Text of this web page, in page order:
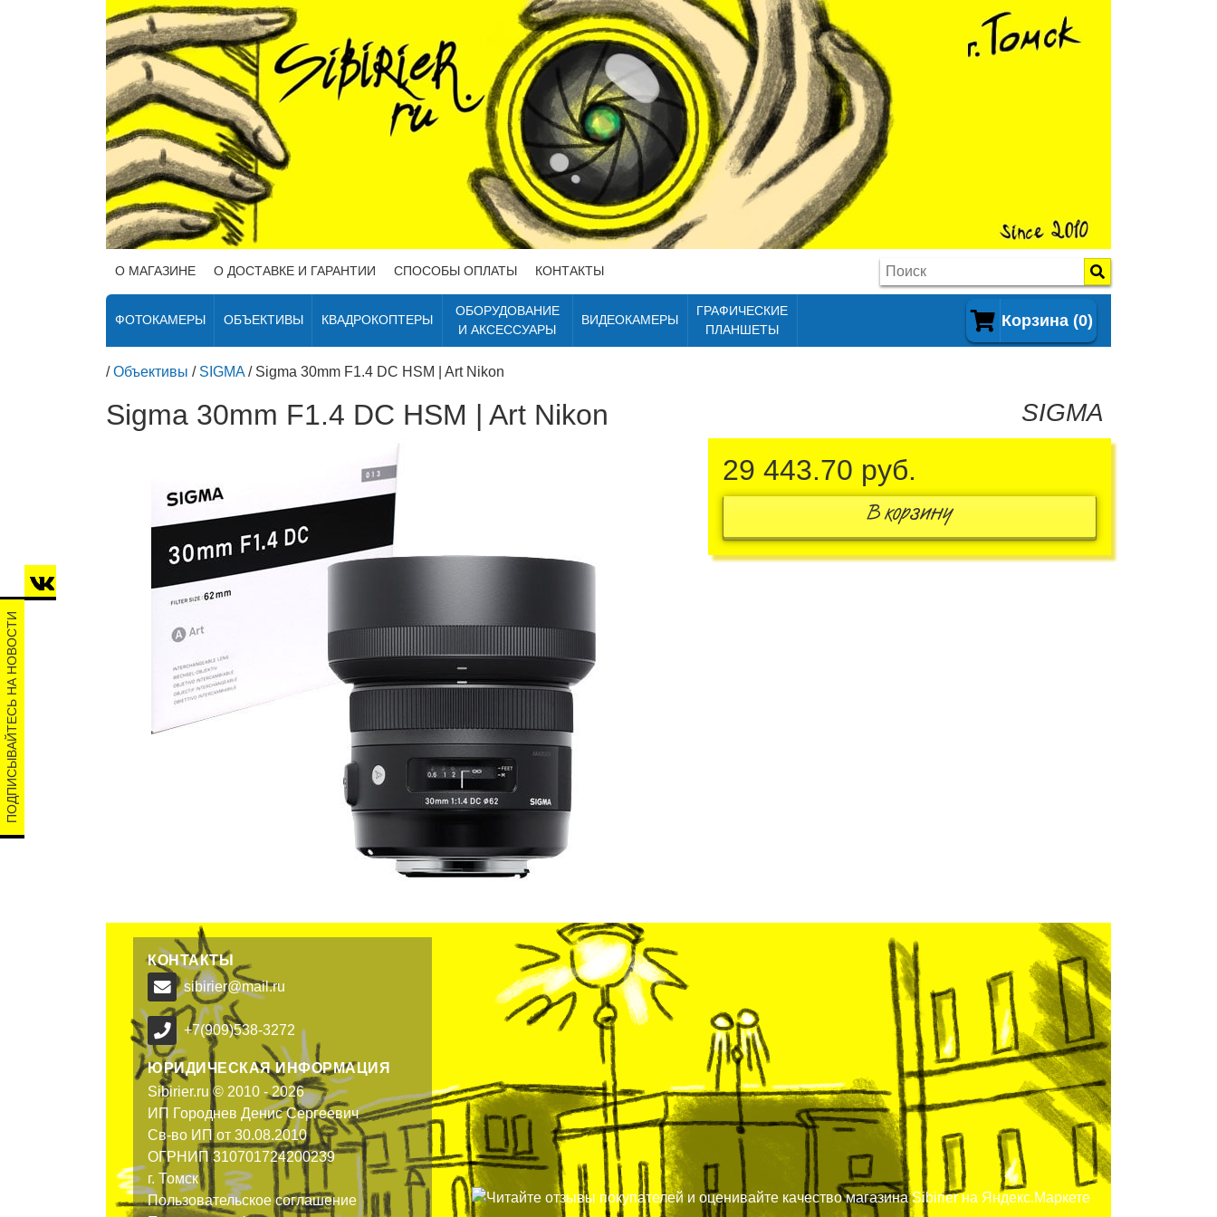
ПОДПИСЫВАЙТЕСЬ НА НОВОСТИ
О МАГАЗИНЕ О ДОСТАВКЕ И ГАРАНТИИ СПОСОБЫ ОПЛАТЫ КОНТАКТЫ
ФОТОКАМЕРЫ ОБЪЕКТИВЫ КВАДРОКОПТЕРЫ
ОБОРУДОВАНИЕ
И АКСЕССУАРЫ
ВИДЕОКАМЕРЫ
ГРАФИЧЕСКИЕ
ПЛАНШЕТЫ
Корзина (0)
/Объективы / SIGMA / Sigma 30mm F1.4 DC HSM | Art Nikon
Sigma 30mm F1.4 DC HSM | Art Nikon SIGMA
29 443.70 руб.
В корзину
КОНТАКТЫ
sibirier@mail.ru
+7(909)538-3272
ЮРИДИЧЕСКАЯ ИНФОРМАЦИЯ
Sibirier.ru © 2010 - 2026
ИП Городнев Денис Сергеевич
Св-во ИП от 30.08.2010
ОГРНИП 310701724200239
г. Томск
Пользовательское соглашение